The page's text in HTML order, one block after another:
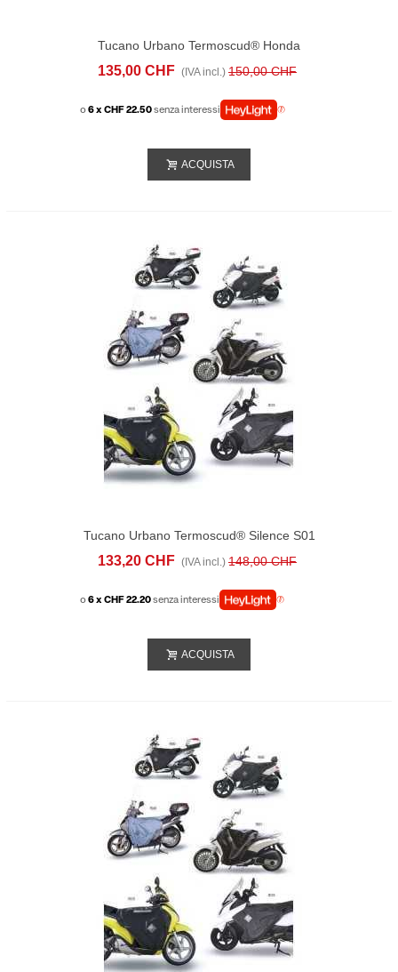
Tucano Urbano Termoscud® Honda
Forza 300 ABS (2013-17)
135,00 CHF (IVA incl.) 150,00 CHF
o6 x CHF 22.50senza interessi
ACQUISTA
Tucano Urbano Termoscud® Silence S01
L1e (2024 - 25)
133,20 CHF (IVA incl.) 148,00 CHF
o6 x CHF 22.20senza interessi
ACQUISTA